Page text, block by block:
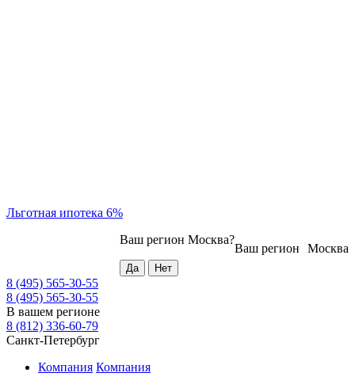
Льготная ипотека 6%
Москва
Ваш регион
Ваш регион Москва?
8 (495) 565-30-55
8 (495) 565-30-55
В вашем регионе
8 (812) 336-60-79
Санкт-Петербург
Компания Компания